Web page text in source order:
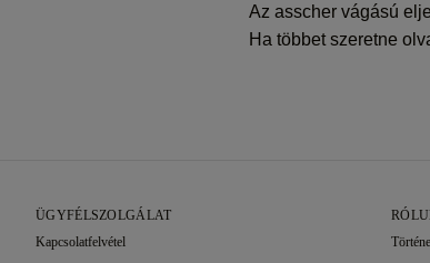
Az asscher vágású
Ha többet szeretne
ÜGYFÉLSZOLGÁLAT
Kapcsolatfelvétel